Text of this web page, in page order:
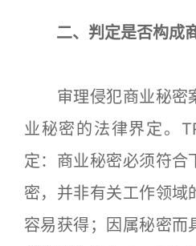
二、判定是否构成
审理侵犯商业秘密
业秘密的法律界定。
定：商业秘密必须符合
密，并非有关工作领域
容易获得；因属秘密而